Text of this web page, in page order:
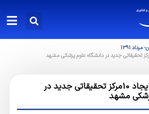
مراکز پژوهشی: ایجاد 10مرکز تحقیقاتی جدید در
مشهد